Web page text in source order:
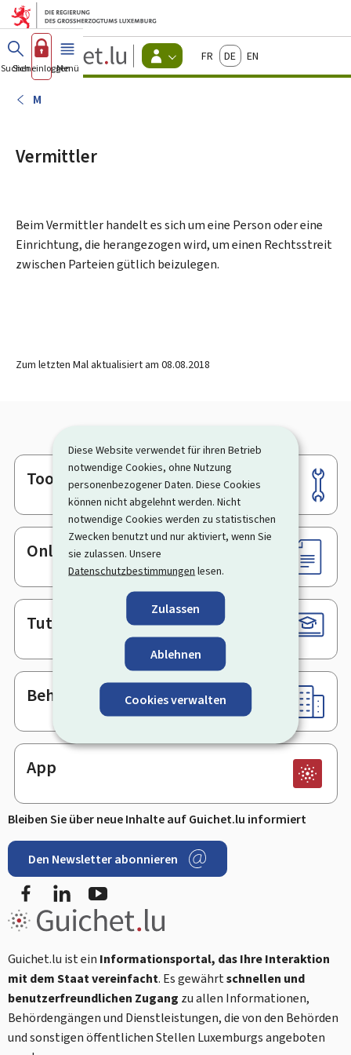
Diese Website verwendet für ihren Betrieb
notwendige Cookies, ohne Nutzung
personenbezogener Daten. Diese Cookies
können nicht abgelehnt werden. Nicht
notwendige Cookies werden zu statistischen
Zwecken benutzt und nur aktiviert, wenn Sie
sie zulassen. Unsere
Datenschutzbestimmungen lesen.
Zulassen
Ablehnen
Cookies verwalten
Zum Hauptmenü
Zum Inhalt
Guichet.lu
Changer
d'espace
FrançaisDeutschEnglish
Suchen
Sich einloggen
Menü Haupt-
M
Vermittler
Beim Vermittler handelt es sich um eine Person oder eine
Einrichtung, die herangezogen wird, um einen Rechtsstreit
zwischen Parteien gütlich beizulegen.
Zum letzten Mal aktualisiert am 08.08.2018
Footer
Tools
Online-Dienste & Formulare
Tutorials
Behörden & sonstige Stellen
App
Bleiben Sie über neue Inhalte auf Guichet.lu informiert
Den Newsletter abonnieren
FacebookLinkedIn
Guichet.lu ist ein Informationsportal, das Ihre Interaktion
mit dem Staat vereinfacht. Es gewährtschnellen und
benutzerfreundlichen Zugang zu allen Informationen,
Behördengängen und Dienstleistungen, die von den Behörden
und sonstigen öffentlichen Stellen Luxemburgs angeboten